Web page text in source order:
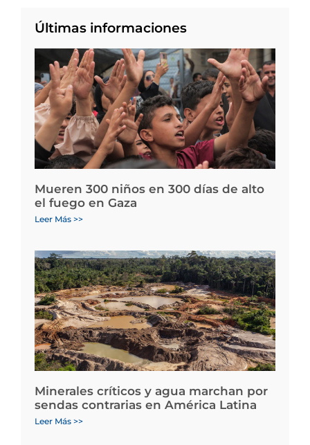
Últimas informaciones
Mueren 300 niños en 300 días de alto
el fuego en Gaza
Leer Más >>
Minerales críticos y agua marchan por
sendas contrarias en América Latina
Leer Más >>